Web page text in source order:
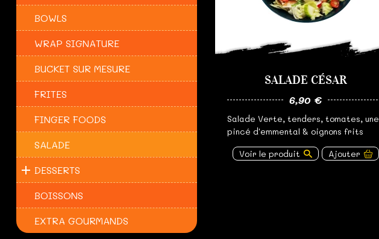
BOWLS
WRAP SIGNATURE
BUCKET SUR MESURE
FRITES
FINGER FOODS
SALADE
DESSERTS
BOISSONS
EXTRA GOURMANDS
SALADE CÉSAR
6,90 €
Salade Verte, tenders, tomates, une
pincé d'emmental & oignons frits
Voir le produit
Ajouter